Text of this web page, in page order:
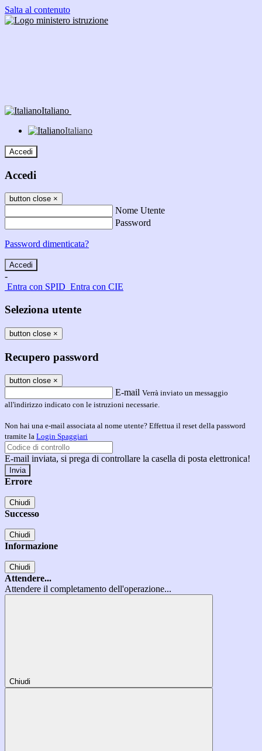
Salta al contenuto
Italiano
Italiano
Accedi
Accedi
button close ×
Nome Utente
Password
Password dimenticata?
-
Entra con SPID Entra con CIE
Seleziona utente
button close ×
Recupero password
button close ×
E-mail Verrà inviato un messaggio
all'indirizzo indicato con le istruzioni necessarie.
Non hai una e-mail associata al nome utente? Effettua il reset della password
tramite la Login Spaggiari
E-mail inviata, si prega di controllare la casella di posta elettronica!
Errore
Chiudi
Successo
Chiudi
Informazione
Chiudi
Attendere...
Attendere il completamento dell'operazione...
Chiudi